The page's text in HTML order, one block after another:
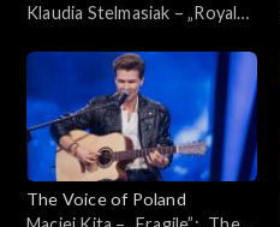
Klaudia Stelmasiak – „Royals”;
Przesłuchania w ciemno, 28
września 2024
The Voice of Poland